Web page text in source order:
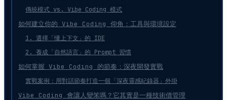
傳統模式 vs. Vibe Coding 模式
如何建立你的 Vibe Coding 仰角：工具與環境設定
1. 選擇「懂上下文」的 IDE
2. 養成「自然語言」的 Prompt 習慣
如何掌握 Vibe Coding 的節奏：深夜開發實戰
實戰案例：用對話節奏打造一個「深夜靈感紀錄器」外掛
Vibe Coding 會讓人變笨嗎？它其實是一種技術債管理